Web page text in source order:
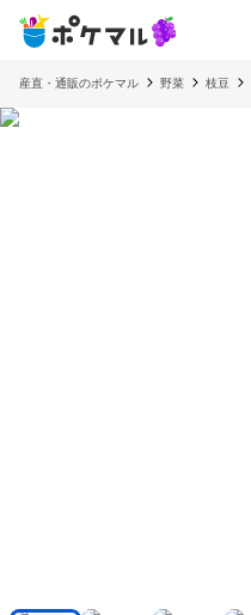
産直・通販のポケマル 野菜 枝豆